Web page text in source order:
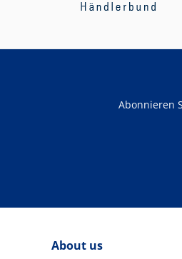
Abonnieren
About us